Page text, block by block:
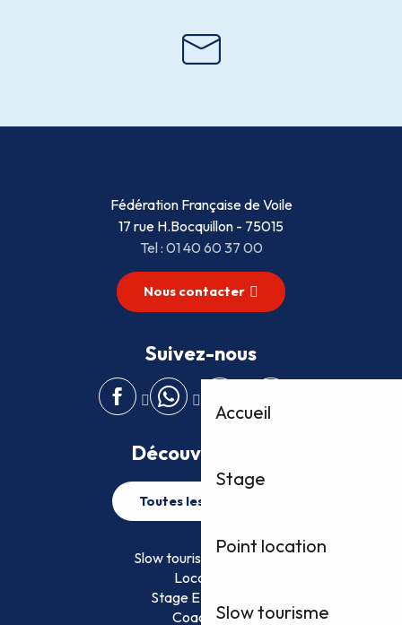
Accueil
Stage
Point location
Slow tourisme
Fédération Française de Voile
17 rue H.Bocquillon - 75015
Tel : 01 40 60 37 00
Nous contacter
Suivez-nous
Découvrez plus
Toutes les activités
Slow tourisme FFVoile
Location
Stage EFVoile
Coaching